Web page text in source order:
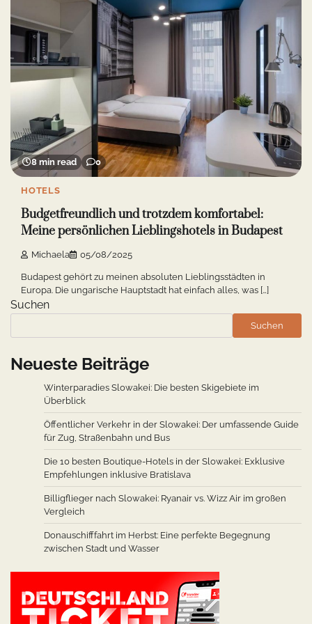
8 min read 0
HOTELS
Budgetfreundlich und trotzdem komfortabel:
Meine persönlichen Lieblingshotels in Budapest
Michaela 05/08/2025
Budapest gehört zu meinen absoluten Lieblingsstädten in
Europa. Die ungarische Hauptstadt hat einfach alles, was […]
Suchen
Suchen
Neueste Beiträge
Winterparadies Slowakei: Die besten Skigebiete im
Überblick
Öffentlicher Verkehr in der Slowakei: Der umfassende Guide
für Zug, Straßenbahn und Bus
Die 10 besten Boutique-Hotels in der Slowakei: Exklusive
Empfehlungen inklusive Bratislava
Billigflieger nach Slowakei: Ryanair vs. Wizz Air im großen
Vergleich
Donauschifffahrt im Herbst: Eine perfekte Begegnung
zwischen Stadt und Wasser